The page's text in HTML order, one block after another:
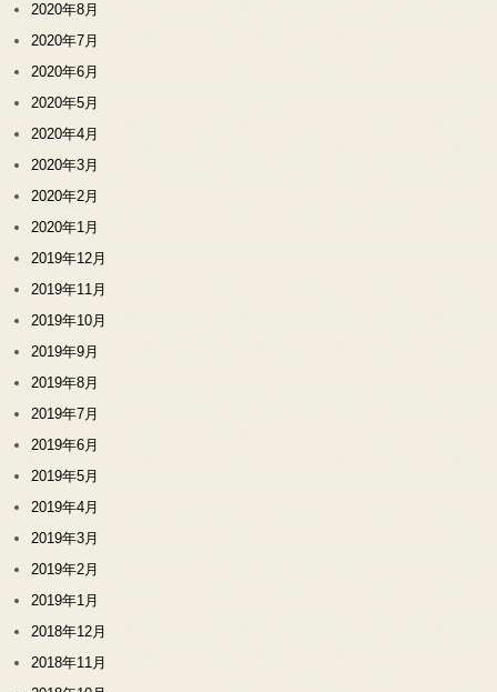
2020年8月
2020年7月
2020年6月
2020年5月
2020年4月
2020年3月
2020年2月
2020年1月
2019年12月
2019年11月
2019年10月
2019年9月
2019年8月
2019年7月
2019年6月
2019年5月
2019年4月
2019年3月
2019年2月
2019年1月
2018年12月
2018年11月